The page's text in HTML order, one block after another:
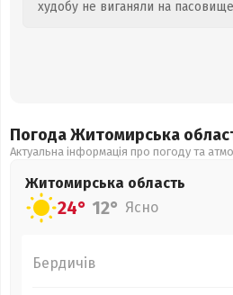
худобу не виганяли на
Погода Житомирська
Актуальна інформація про погоду та
Житомирська область
24° 12° Ясно
Бердичів